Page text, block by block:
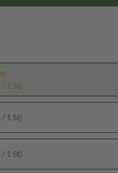
1 St)
1 St)
1 St)